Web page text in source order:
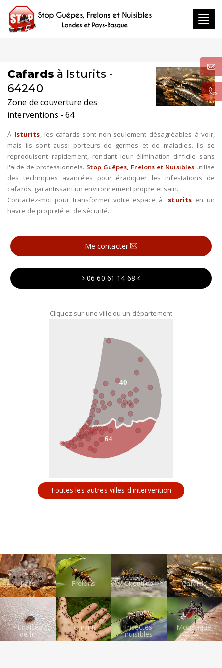
Cafards à Isturits -
64240
Zone de couverture des
interventions - 64
À Isturits, les cafards sont non seulement désagréables à voir,
mais ils sont aussi porteurs de germes et de maladies. Ils se
reproduisent rapidement, rendant leur élimination difficile sans
l'aide de professionnels. Stop Guêpes, Frelons et Nuisibles utilise
des techniques avancées pour éradiquer les infestations de
cafards, garantissant un environnement propre et sain.
Contactez-moi pour transformer votre espace à Isturits en un
havre de propreté et de sécurité.
Me contacter
06 60 61 14 68
Cliquez sur une ville ou un département
64
40
Toutes les autres villes d'intervention
Rats Frelons Chenilles Cafards
Punaises
de lit
Fourmis Insectes
nuisibles
Moustiques